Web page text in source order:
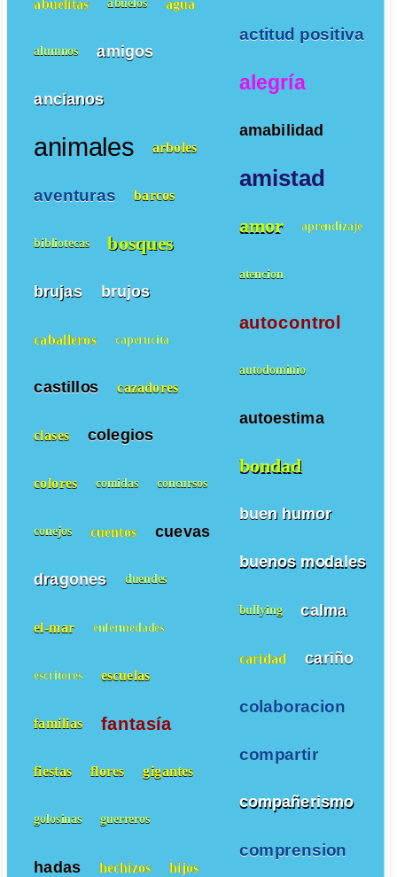
actitud positiva
alegría
amabilidad
amistad
amor aprendizaje
atencion
autocontrol
autodominio
autoestima
bondad
buen humor
buenos modales
bullying calma
caridad cariño
colaboracion
compartir
compañerismo
comprension
abuelos
alumnos amigos
ancianos
animales arboles
aventuras barcos
bibliotecas bosques
brujas brujos
caballeros caperucita
castillos cazadores
clases colegios
colores comidas concursos
conejos cuentos cuevas
dragones duendes
el-mar enfermedades
escritores escuelas
familias fantasía
fiestas flores gigantes
golosinas guerreros
hadas hechizos hijos